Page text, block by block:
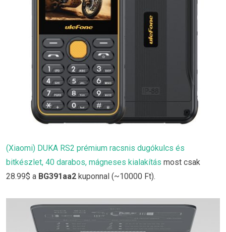
(Xiaomi) DUKA RS2 prémium racsnis dugókulcs és
bitkészlet, 40 darabos, mágneses kialakítás most csak
28.99$ a BG391aa2 kuponnal (~10000 Ft).